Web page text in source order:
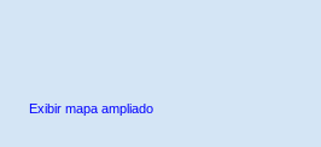
Exibir mapa ampliado